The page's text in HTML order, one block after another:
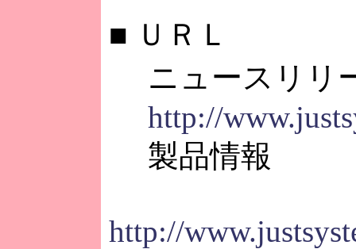
■ ＵＲＬ
ニュースリリ
http://
製品情報
http://